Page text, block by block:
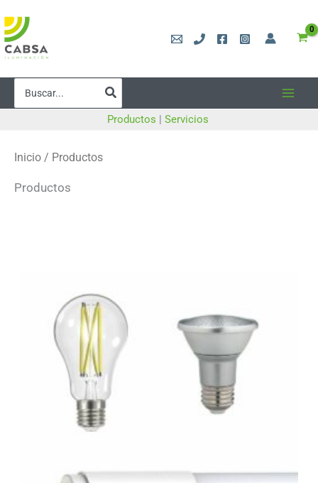
al
contenido
por:
Productos | Servicios
Inicio / Productos
Productos